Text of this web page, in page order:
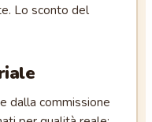
Lo sconto del
dalla commissione